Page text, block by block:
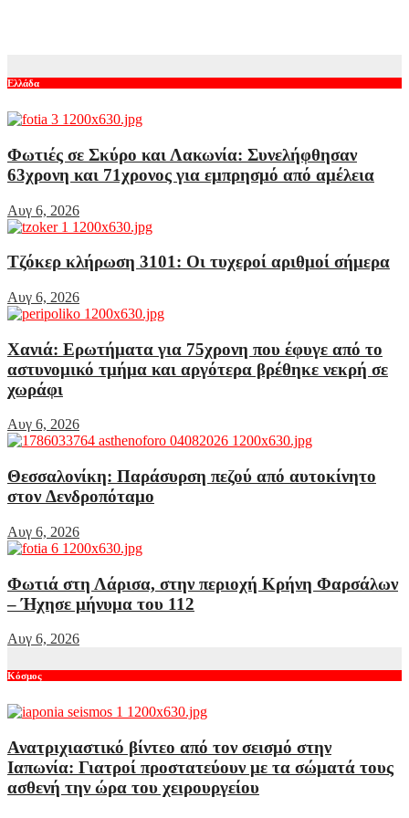
Ελλάδα
Φωτιές σε Σκύρο και Λακωνία: Συνελήφθησαν
63χρονη και 71χρονος για εμπρησμό από αμέλεια
Αυγ 6, 2026
Τζόκερ κλήρωση 3101: Οι τυχεροί αριθμοί σήμερα
Αυγ 6, 2026
Χανιά: Ερωτήματα για 75χρονη που έφυγε από το
αστυνομικό τμήμα και αργότερα βρέθηκε νεκρή σε
χωράφι
Αυγ 6, 2026
Θεσσαλονίκη: Παράσυρση πεζού από αυτοκίνητο
στον Δενδροπόταμο
Αυγ 6, 2026
Φωτιά στη Λάρισα, στην περιοχή Κρήνη Φαρσάλων
– Ήχησε μήνυμα του 112
Αυγ 6, 2026
Κόσμος
Ανατριχιαστικό βίντεο από τον σεισμό στην
Ιαπωνία: Γιατροί προστατεύουν με τα σώματά τους
ασθενή την ώρα του χειρουργείου